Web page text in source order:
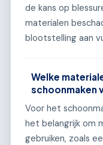
de kans op
materialen
blootstelling aan
Welke
schoonmaken
Voor het
het belangrijk om
gebruiken, zoals